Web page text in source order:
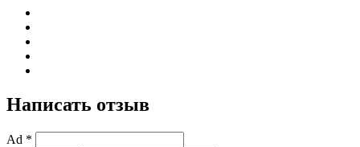
Написать отзыв
Ad *